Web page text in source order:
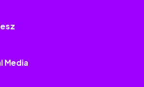
Media